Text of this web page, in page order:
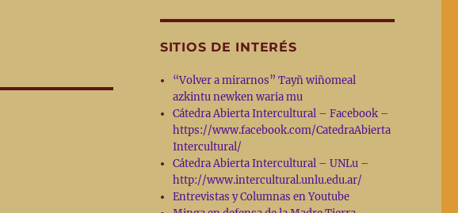
SITIOS DE INTERÉS
“Volver a mirarnos” Tayñ wiñomeal
azkintu newken waria mu
Cátedra Abierta Intercultural – Facebook –
https://www.facebook.com/CatedraAbierta
Intercultural/
Cátedra Abierta Intercultural – UNLu –
http://www.intercultural.unlu.edu.ar/
Entrevistas y Columnas en Youtube